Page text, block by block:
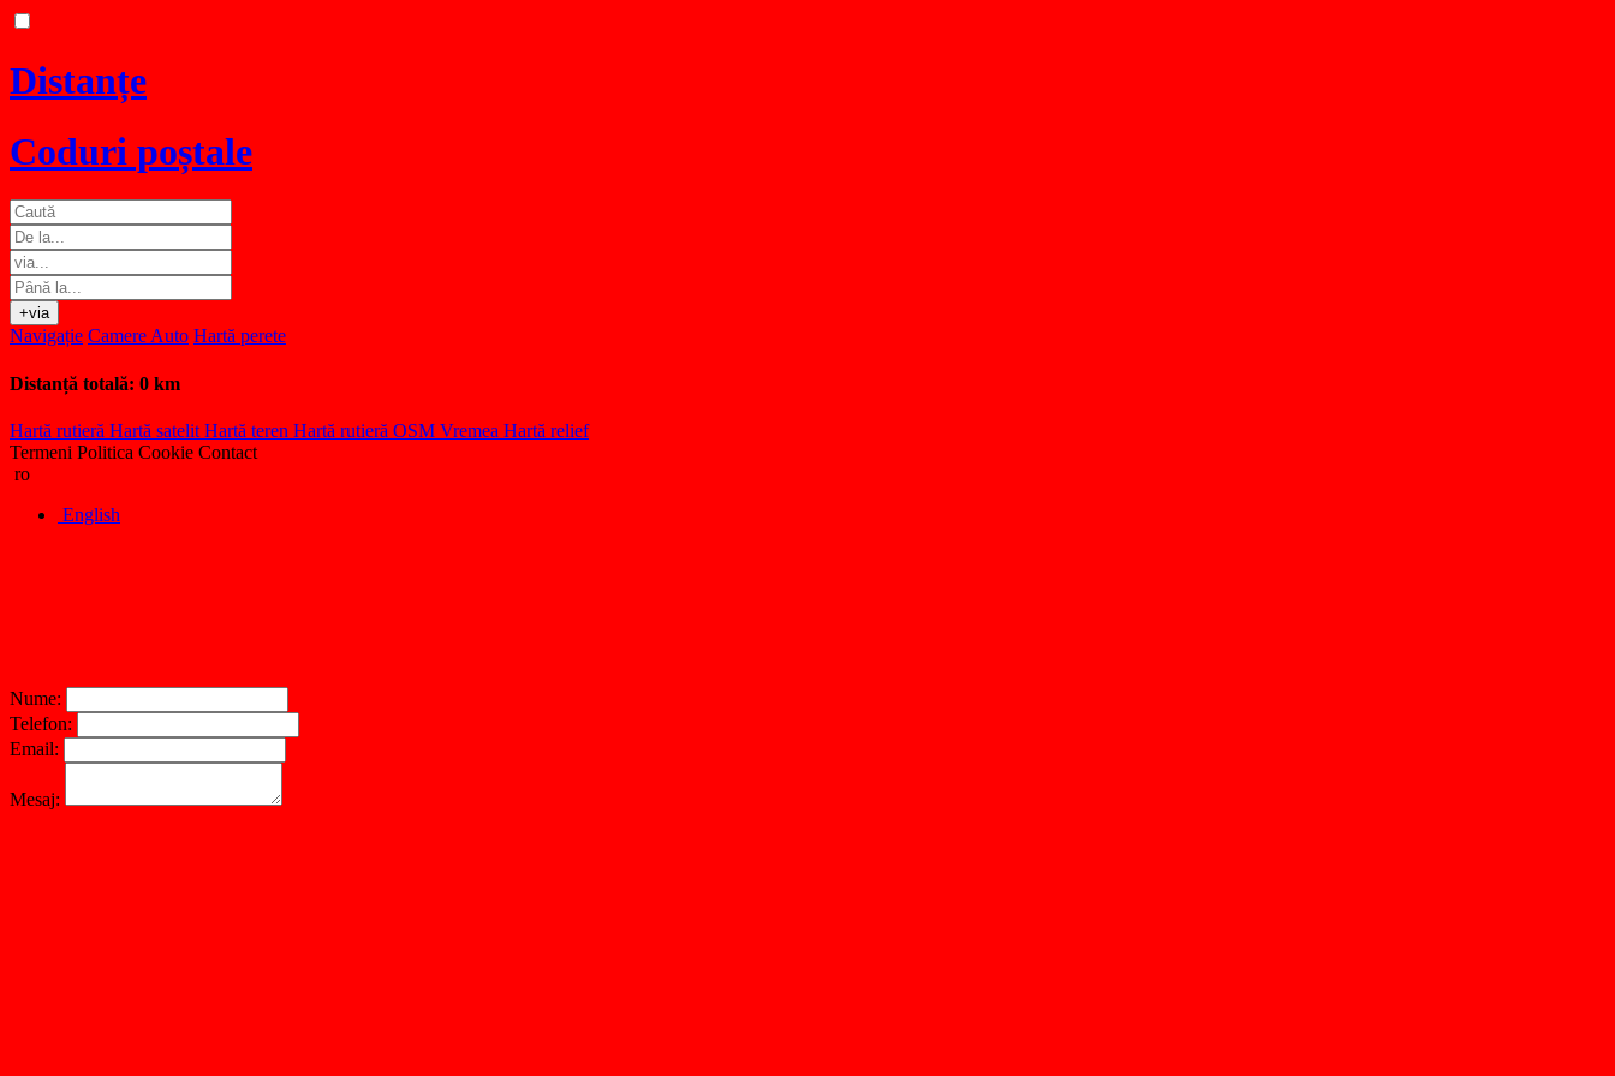
Distanțe
Coduri poștale
+via
Navigație Camere Auto Hartă perete
Distanță totală: 0 km
Hartă rutieră Hartă satelit Hartă teren Hartă rutieră OSM Vremea Hartă relief
Termeni Politica Cookie Contact
ro
English
Nume:
Telefon:
Email:
Mesaj: